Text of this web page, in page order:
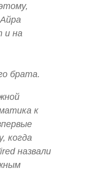
и на
брата.
к
когда
назвали